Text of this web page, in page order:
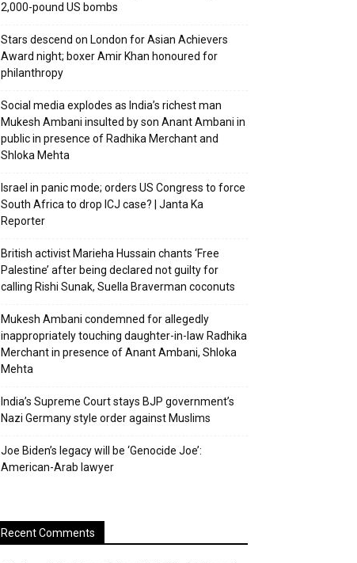
2,000-pound US bombs
Stars descend on London for Asian Achievers
Award night; boxer Amir Khan honoured for
philanthropy
Social media explodes as India’s richest man
Mukesh Ambani insulted by son Anant Ambani in
public in presence of Radhika Merchant and
Shloka Mehta
Israel in panic mode; orders US Congress to force
South Africa to drop ICJ case? | Janta Ka
Reporter
British activist Marieha Hussain chants ‘Free
Palestine’ after being declared not guilty for
calling Rishi Sunak, Suella Braverman coconuts
Mukesh Ambani condemned for allegedly
inappropriately touching daughter-in-law Radhika
Merchant in presence of Anant Ambani, Shloka
Mehta
India’s Supreme Court stays BJP government’s
Nazi Germany style order against Muslims
Joe Biden’s legacy will be ‘Genocide Joe’:
American-Arab lawyer
Recent Comments